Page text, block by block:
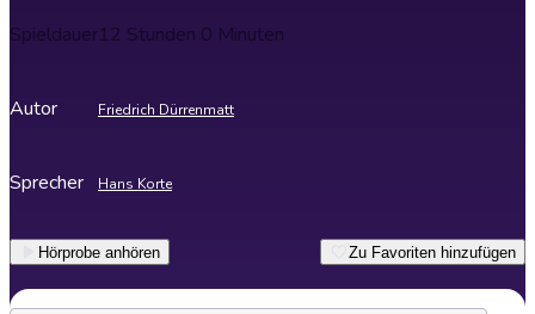
Spieldauer12 Stunden 0 Minuten
Autor Friedrich Dürrenmatt
Sprecher Hans Korte
Hörprobe anhören Zu Favoriten hinzufügen